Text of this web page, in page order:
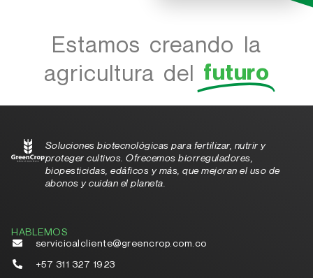
Estamos creando la
agricultura del futuro
Soluciones biotecnológicas para fertilizar, nutrir y
proteger cultivos. Ofrecemos biorreguladores,
biopesticidas, edáficos y más, que mejoran el uso de
abonos y cuidan el planeta.
HABLEMOS
servicioalcliente@greencrop.com.co
+57 311 327 1923